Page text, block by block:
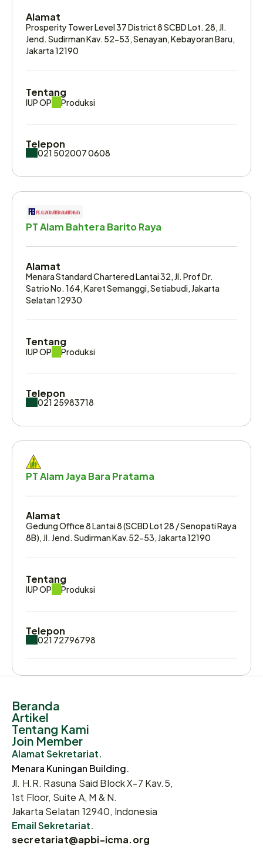
Alamat
Prosperity Tower Level 37 District 8 SCBD Lot. 28, Jl.
Jend. Sudirman Kav. 52-53, Senayan, Kebayoran Baru,
Jakarta 12190
Tentang
IUP OP Produksi
Telepon
021 502007 0608
Email
https://www.adimitra-baratama.co.id/
PT Alam Bahtera Barito Raya
Alamat
Menara Standard Chartered Lantai 32, Jl. Prof Dr.
Satrio No. 164, Karet Semanggi, Setiabudi, Jakarta
Selatan 12930
Tentang
IUP OP Produksi
Telepon
021 25983718
PT Alam Jaya Bara Pratama
Alamat
Gedung Office 8 Lantai 8 (SCBD Lot 28 / Senopati Raya
8B), Jl. Jend. Sudirman Kav.52-53, Jakarta 12190
Tentang
IUP OP Produksi
Telepon
021 72796798
Email
Website
https://alamjayapratama.com/
Beranda
Artikel
Tentang Kami
Join Member
Alamat Sekretariat.
Menara Kuningan Building.
Jl. H.R. Rasuna Said Block X-7 Kav.5,
1st Floor, Suite A, M & N.
Jakarta Selatan 12940, Indonesia
Email Sekretariat.
secretariat@apbi-icma.org